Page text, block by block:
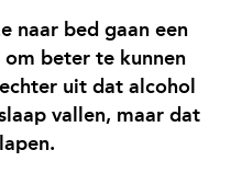
naar bed gaan een
beter te kunnen
uit dat alcohol
vallen, maar dat